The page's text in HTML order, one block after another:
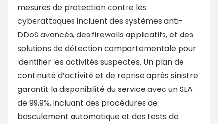
mesures de protection contre les
cyberattaques incluent des systèmes anti-
DDoS avancés, des firewalls applicatifs, et des
solutions de détection comportementale pour
identifier les activités suspectes. Un plan de
continuité d’activité et de reprise après sinistre
garantit la disponibilité du service avec un SLA
de 99,9%, incluant des procédures de
basculement automatique et des tests de